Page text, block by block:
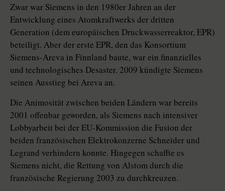
Zwar war Siemens in den 1980er Jahren an der
Entwicklung eines Atomkraftwerks der dritten
Generation (dem europäischen Druckwasserreaktor, EPR)
beteiligt. Aber der erste EPR, den das Konsortium
Siemens-Areva in Finnland baute, war ein finanzielles
und technologisches Desaster. 2009 kündigte Siemens
seinen Ausstieg bei Areva an.
Die Animosität zwischen beiden Ländern war bereits
2001 offenbar geworden, als Siemens nach intensiver
Lobbyarbeit bei der EU-Kommission die Fusion der
beiden französischen Elektrokonzerne Schneider und
Legrand verhindern konnte. Hingegen schaffte es
Siemens nicht, die Rettung von Alstom durch die
französische Regierung 2003 zu durchkreuzen.